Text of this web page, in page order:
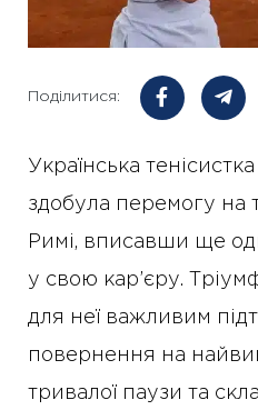
Поділитися:
Українська
здобула перемогу на
Римі, вписавши ще
у свою кар’єру. Тріумф
для неї важливим
повернення на
тривалої паузи та